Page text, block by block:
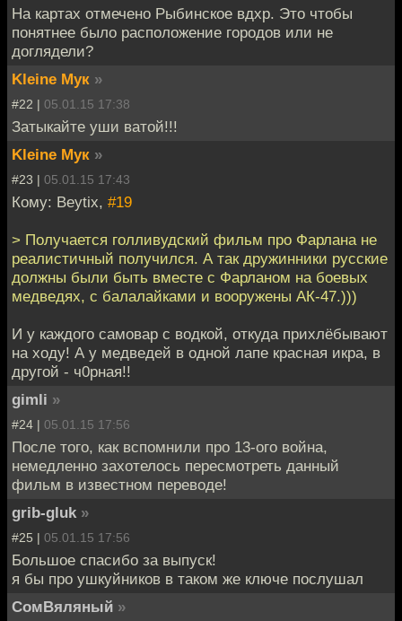
На картах отмечено Рыбинское вдхр. Это чтобы
понятнее было расположение городов или не
доглядели?
Kleine Мук »
#22 | 05.01.15 17:38
Затыкайте уши ватой!!!
Kleine Мук »
#23 | 05.01.15 17:43
Кому: Beytix, #19
> Получается голливудский фильм про Фарлана не
реалистичный получился. А так дружинники русские
должны были быть вместе с Фарланом на боевых
медведях, с балалайками и вооружены АК-47.)))
И у каждого самовар с водкой, откуда прихлёбывают
на ходу! А у медведей в одной лапе красная икра, в
другой - ч0рная!!
gimli »
#24 | 05.01.15 17:56
После того, как вспомнили про 13-ого война,
немедленно захотелось пересмотреть данный
фильм в известном переводе!
grib-gluk »
#25 | 05.01.15 17:56
Большое спасибо за выпуск!
я бы про ушкуйников в таком же ключе послушал
СомВяляный »